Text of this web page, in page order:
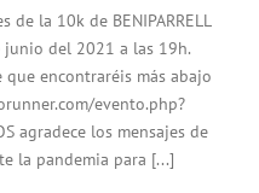
la 10k de BENIPARRELL
junio del 2021 a las 19h.
encontraréis más abajo
evento.php?
agradece los mensajes de
la pandemia para [...]